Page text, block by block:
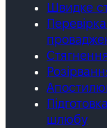
Швидке
шлюбу